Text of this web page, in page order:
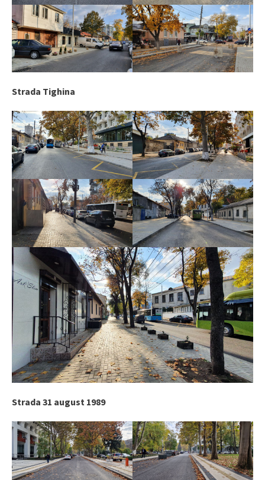
Strada Tighina
Strada 31 august 1989